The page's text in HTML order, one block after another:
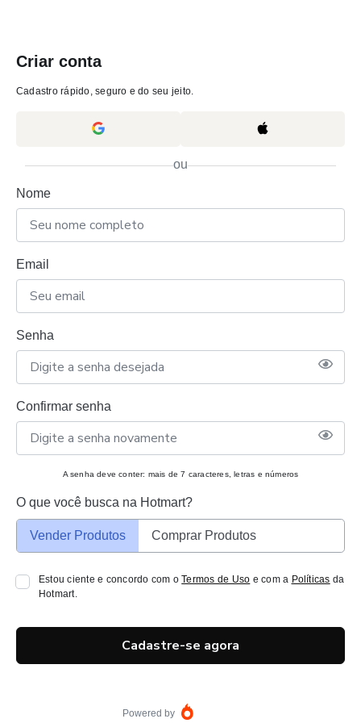
Criar conta
Cadastro rápido, seguro e do seu jeito.
ou
Nome
Email
Senha
Confirmar senha
A senha deve conter: mais de 7 caracteres, letras e números
O que você busca na Hotmart?
Vender Produtos Comprar Produtos
Estou ciente e concordo com oTermos de Uso e com a Políticas da
Hotmart.
Cadastre-se agora
Powered by